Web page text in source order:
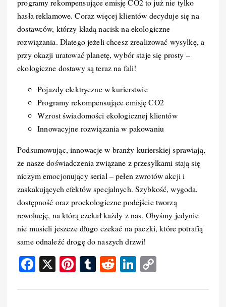
hasła reklamowe. Coraz więcej klientów decyduje się na
dostawców, którzy kładą nacisk na ekologiczne
rozwiązania. Dlatego jeżeli chcesz zrealizować wysyłkę, a
przy okazji uratować planetę, wybór staje się prosty –
ekologiczne dostawy są teraz na fali!
Pojazdy elektryczne w kurierstwie
Programy rekompensujące emisję CO2
Wzrost świadomości ekologicznej klientów
Innowacyjne rozwiązania w pakowaniu
Podsumowując, innowacje w branży kurierskiej sprawiają,
że nasze doświadczenia związane z przesyłkami stają się
niczym emocjonujący serial – pełen zwrotów akcji i
zaskakujących efektów specjalnych. Szybkość, wygoda,
dostępność oraz proekologiczne podejście tworzą
rewolucję, na którą czekał każdy z nas. Obyśmy jedynie
nie musieli jeszcze długo czekać na paczki, które potrafią
same odnaleźć drogę do naszych drzwi!
F
c
X
Pi
er
T
m
R
d
Li
k p